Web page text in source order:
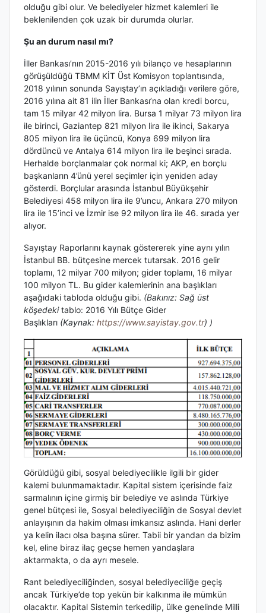
olduğu gibi olur. Ve belediyeler hizmet kalemleri ile
beklenilenden çok uzak bir durumda olurlar.
Şu an durum nasıl mı?
İller Bankası’nın 2015-2016 yılı bilanço ve hesaplarının
görüşüldüğü TBMM KİT Üst Komisyon toplantısında,
2018 yılının sonunda Sayıştay’ın açıkladığı verilere göre,
2016 yılına ait 81 ilin İller Bankası’na olan kredi borcu,
tam 15 milyar 42 milyon lira. Bursa 1 milyar 73 milyon lira
ile birinci, Gaziantep 821 milyon lira ile ikinci, Sakarya
805 milyon lira ile üçüncü, Konya 699 milyon lira
dördüncü ve Antalya 614 milyon lira ile beşinci sırada.
Herhalde borçlanmalar çok normal ki; AKP, en borçlu
başkanların 4’ünü yerel seçimler için yeniden aday
gösterdi. Borçlular arasında İstanbul Büyükşehir
Belediyesi 458 milyon lira ile 9’uncu, Ankara 270 milyon
lira ile 15’inci ve İzmir ise 92 milyon lira ile 46. sırada yer
alıyor.
Sayıştay Raporlarını kaynak göstererek yine aynı yılın
İstanbul BB. bütçesine mercek tutarsak. 2016 gelir
toplamı, 12 milyar 700 milyon; gider toplamı, 16 milyar
100 milyon TL. Bu gider kalemlerinin ana başlıkları
aşağıdaki tabloda olduğu gibi. (Bakınız: Sağ üst
köşedekitablo: 2016 Yılı Bütçe Gider
Başlıkları (Kaynak: https://www.sayistay.gov.tr) )
Görüldüğü gibi, sosyal belediyecilikle ilgili bir gider
kalemi bulunmamaktadır. Kapital sistem içerisinde faiz
sarmalının içine girmiş bir belediye ve aslında Türkiye
genel bütçesi ile, Sosyal belediyeciliğin de Sosyal devlet
anlayışının da hakim olması imkansız aslında. Hani derler
ya kelin ilacı olsa başına sürer. Tabii bir yandan da bizim
kel, eline biraz ilaç geçse hemen yandaşlara
aktarmakta, o da ayrı mesele.
Rant belediyeciliğinden, sosyal belediyeciliğe geçiş
ancak Türkiye’de top yekün bir kalkınma ile mümkün
olacaktır. Kapital Sistemin terkedilip, ülke genelinde Milli